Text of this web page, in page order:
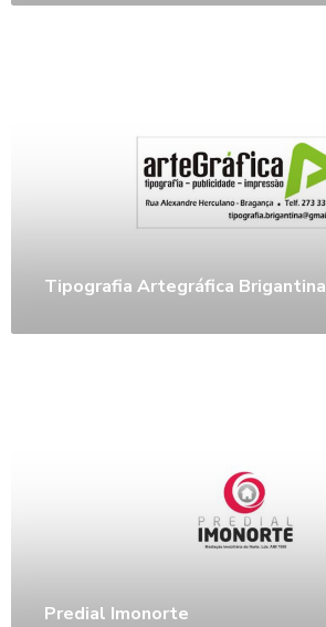
Tipografia Artegráfica Brigantina
Predial Imonorte